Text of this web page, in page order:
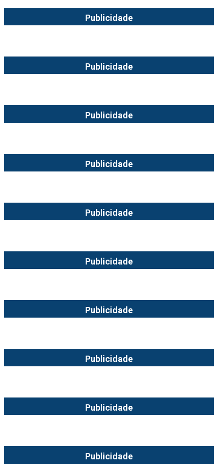
Publicidade
Publicidade
Publicidade
Publicidade
Publicidade
Publicidade
Publicidade
Publicidade
Publicidade
Publicidade